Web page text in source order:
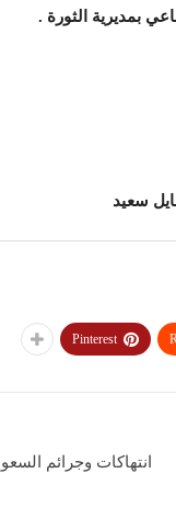
بمديرية الثورة .
سعيد
Pinterest